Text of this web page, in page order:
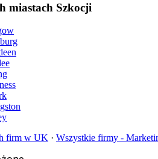
miastach Szkocji
firm w UK · Wszystkie firmy -